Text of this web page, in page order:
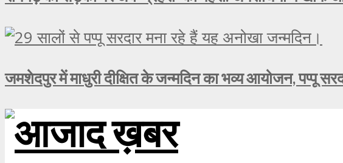
जमशेदपुर में माधुरी दीक्षित के जन्मदिन का भव्य आयोजन, पप्पू